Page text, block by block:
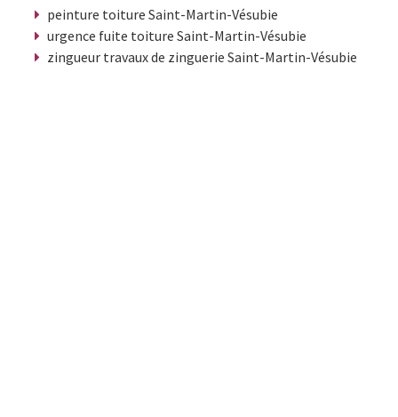
peinture toiture Saint-Martin-Vésubie
urgence fuite toiture Saint-Martin-Vésubie
zingueur travaux de zinguerie Saint-Martin-Vésubie